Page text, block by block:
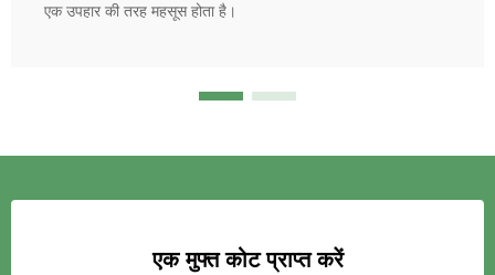
एक उपहार की तरह महसूस होता है।
एक मुफ्त कोट प्राप्त करें